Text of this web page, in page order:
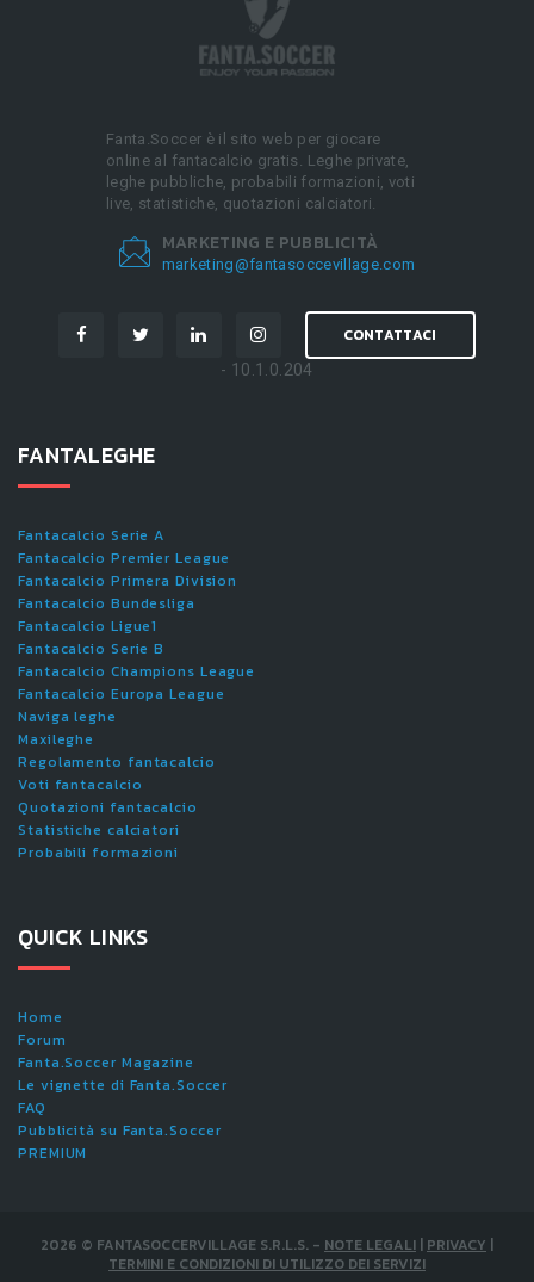
Fanta.Soccer è il sito web per giocare
online al fantacalcio gratis. Leghe private,
leghe pubbliche, probabili formazioni, voti
live, statistiche, quotazioni calciatori.
MARKETING E PUBBLICITÀ
marketing@fantasoccevillage.com
CONTATTACI
- 10.1.0.204
FANTALEGHE
Fantacalcio Serie A
Fantacalcio Premier League
Fantacalcio Primera Division
Fantacalcio Bundesliga
Fantacalcio Ligue1
Fantacalcio Serie B
Fantacalcio Champions League
Fantacalcio Europa League
Naviga leghe
Maxileghe
Regolamento fantacalcio
Voti fantacalcio
Quotazioni fantacalcio
Statistiche calciatori
Probabili formazioni
QUICK LINKS
Home
Forum
Fanta.Soccer Magazine
Le vignette di Fanta.Soccer
FAQ
Pubblicità su Fanta.Soccer
PREMIUM
2026 © FANTASOCCERVILLAGE S.R.L.S. - NOTE LEGALI | PRIVACY |
TERMINI E CONDIZIONI DI UTILIZZO DEI SERVIZI